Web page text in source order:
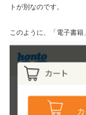
トが別なのです。
このように、「電子書